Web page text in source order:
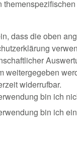
dass die oben
weitergegeben
widerrufbar.
bin ich
bin ich